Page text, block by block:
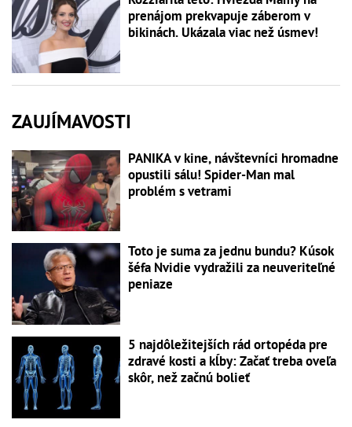
prenájom prekvapuje záberom v
bikinách. Ukázala viac než úsmev!
ZAUJÍMAVOSTI
PANIKA v kine, návštevníci hromadne
opustili sálu! Spider-Man mal
problém s vetrami
Toto je suma za jednu bundu? Kúsok
šéfa Nvidie vydražili za neuveriteľné
peniaze
5 najdôležitejších rád ortopéda pre
zdravé kosti a kĺby: Začať treba oveľa
skôr, než začnú bolieť